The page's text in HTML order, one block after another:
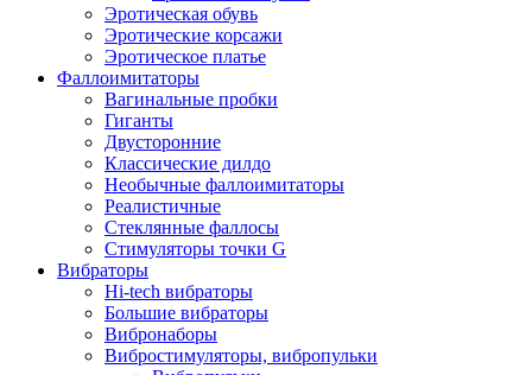
Эротическая обувь
Эротические корсажи
Эротическое платье
Фаллоимитаторы
Вагинальные пробки
Гиганты
Двусторонние
Классические дилдо
Необычные фаллоимитаторы
Реалистичные
Стеклянные фаллосы
Стимуляторы точки G
Вибраторы
Hi-tech вибраторы
Большие вибраторы
Вибронаборы
Вибростимуляторы, вибропульки